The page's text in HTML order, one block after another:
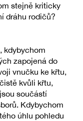
stejně kriticky
dráhu rodičů?
kdybychom
zapojená do
vnučku ke křtu,
kvůli křtu,
součástí
Kdybychom
úhlu pohledu